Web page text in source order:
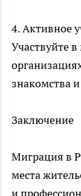
4. Активное
Участвуйте
знакомства
Заключение
Миграция в
места